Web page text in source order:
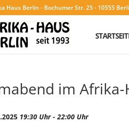
Haus Berlin - Bochumer Str. 25 - 10555
im
19:30 Uhr - 22:00 Uhr